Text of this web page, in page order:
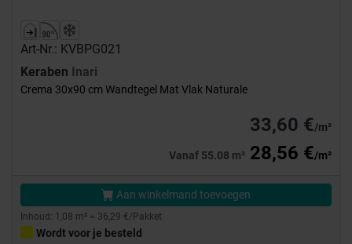
Art-Nr.: KVBPG021
Keraben Inari
Crema 30x90 cm Wandtegel Mat Vlak Naturale
33,60 €/m²
Vanaf 55.08 m² 28,56 €/m²
Aan winkelmand toevoegen
Inhoud: 1,08 m² = 36,29 €/Pakket
Wordt voor je besteld